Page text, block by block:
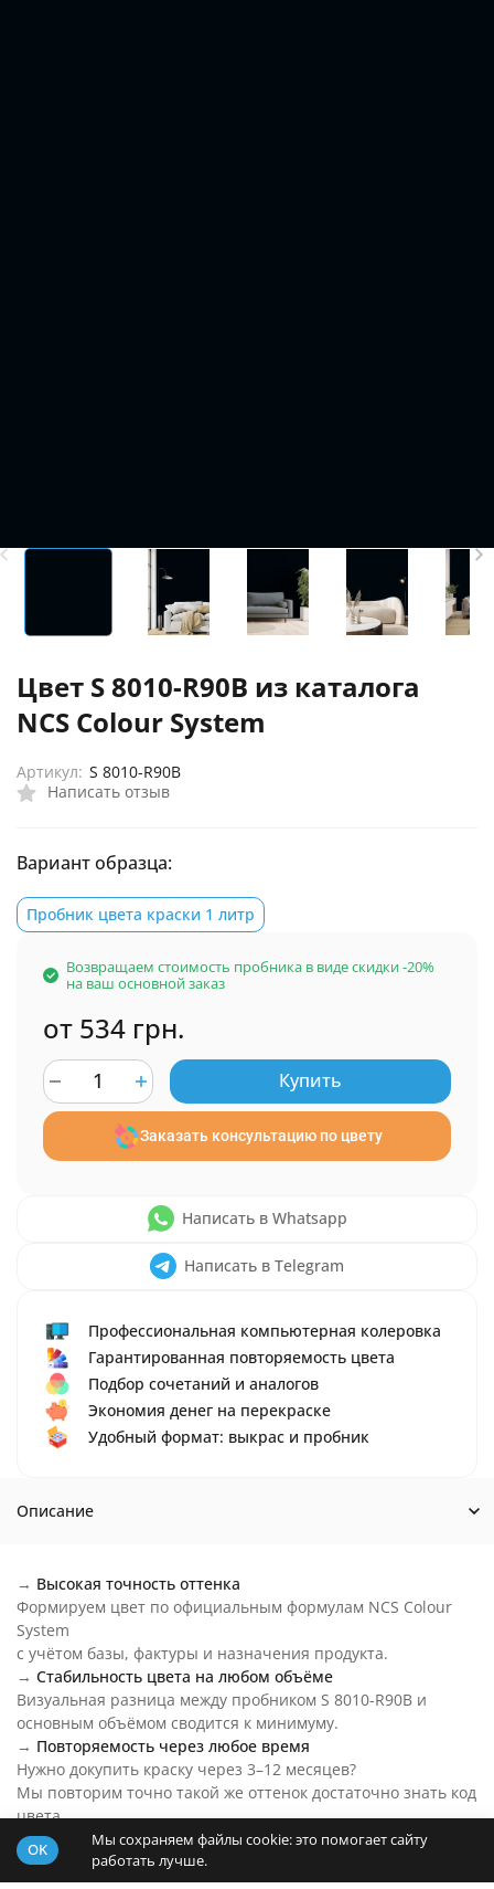
Цвет S 8010-R90B из каталога
NCS Colour System
Написать отзыв
Артикул: S 8010-R90B
Вариант образца:
Пробник цвета краски 1 литр
Возвращаем стоимость пробника в виде скидки -20%
на ваш основной заказ
от 534 грн.
Купить
Заказать консультацию по цвету
Написать в Whatsapp
Написать в Telegram
Профессиональная компьютерная колеровка
Гарантированная повторяемость цвета
Подбор сочетаний и аналогов
Экономия денег на перекраске
Удобный формат: выкрас и пробник
Описание
→ Высокая точность оттенка
Формируем цвет по официальным формулам NCS Colour
System
с учётом базы, фактуры и назначения продукта.
→ Стабильность цвета на любом объёме
Визуальная разница между пробником S 8010-R90B и
основным объёмом сводится к минимуму.
→ Повторяемость через любое время
Нужно докупить краску через 3–12 месяцев?
Мы повторим точно такой же оттенок достаточно знать код
цвета.
→Цвет S 8010-R90B на любой бюджет
Основу пробника подберем под ваш бюджет и задачи.
OK
Мы сохраняем файлы cookie: это помогает сайту
работать лучше.